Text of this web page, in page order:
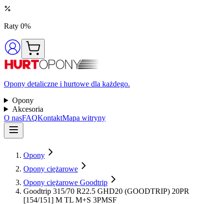
Raty 0%
Opony detaliczne i hurtowe dla każdego.
Opony
Akcesoria
O nasFAQKontaktMapa witryny
Opony
Opony ciężarowe
Opony ciężarowe Goodtrip
Goodtrip 315/70 R22.5 GHD20 (GOODTRIP) 20PR
[154/151] M TL M+S 3PMSF